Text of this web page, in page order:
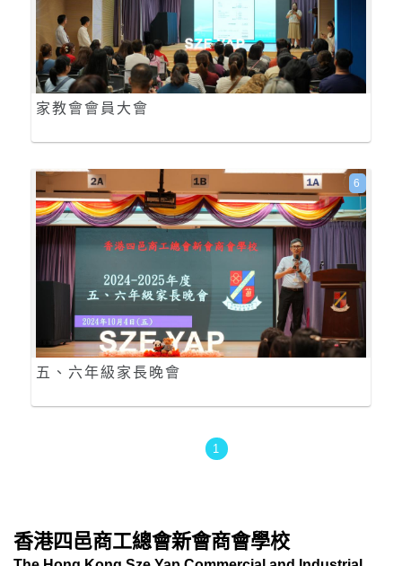
家教會會員大會
五、六年級家長晚會
6
1
香港四邑商工總會新會商會學校